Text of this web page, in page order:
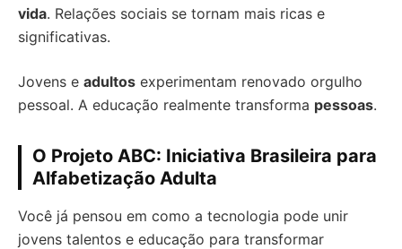
vida. Relações sociais se tornam mais ricas e
significativas.
Jovens e adultos experimentam renovado orgulho
pessoal. A educação realmente transforma pessoas.
O Projeto ABC: Iniciativa Brasileira para
Alfabetização Adulta
Você já pensou em como a tecnologia pode unir
jovens talentos e educação para transformar